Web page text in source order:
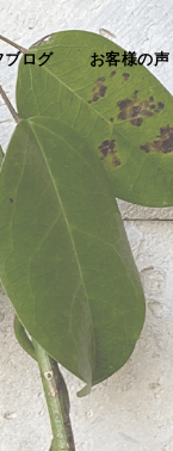
ブログ お客様の声